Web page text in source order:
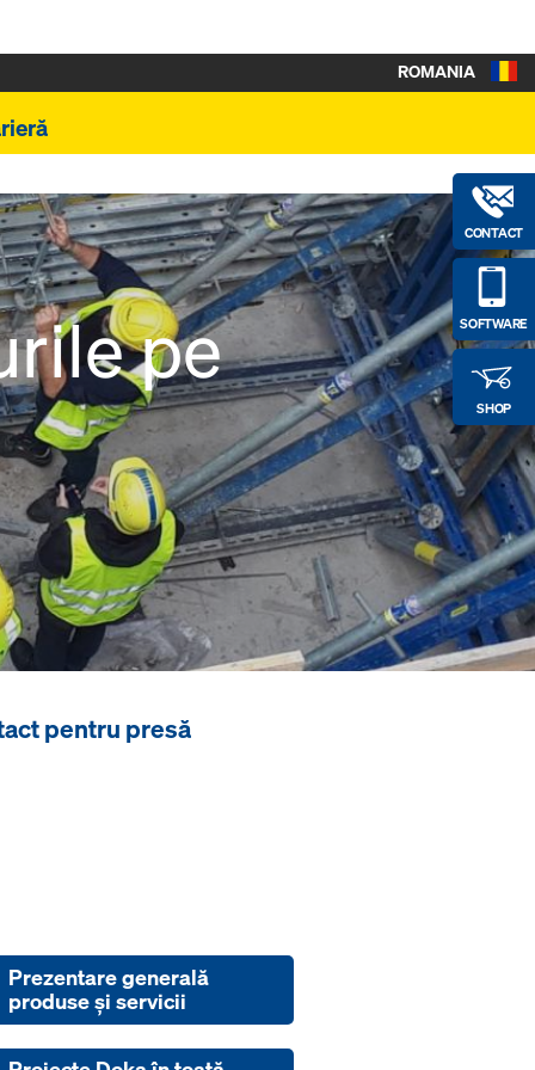
CONTACT
SOFTWARE
SHOP
ROMANIA
pe
pentru presă
Prezentare generală
produse şi servicii